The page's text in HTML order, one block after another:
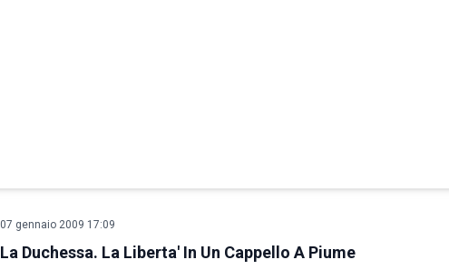
07 gennaio 2009 17:09
La Duchessa. La Liberta' In Un Cappello A Piume